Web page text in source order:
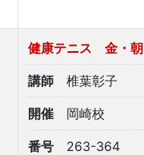
健康テニス 金・朝
講師 椎葉彰子
開催 岡崎校
番号 263-364